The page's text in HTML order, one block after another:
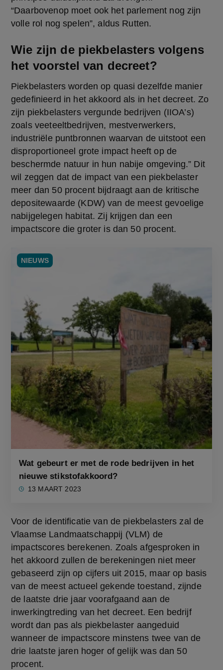
“Daarbovenop moet ook het parlement nog zijn
volle rol nog spelen”, aldus Rutten.
Wie zijn de piekbelasters volgens
het voorstel van decreet?
Piekbelasters worden op quasi dezelfde manier
gedefinieerd in het akkoord als in het decreet. Zo
zijn piekbelasters vergunde bedrijven (IIOA’s)
zoals veeteeltbedrijven, mestverwerkers,
industriële puntbronnen waarvan de uitstoot een
disproportioneel grote impact heeft op de
beschermde natuur in hun nabije omgeving.” Dit
wil zeggen dat de impact van een piekbelaster
meer dan 50 procent bijdraagt aan de kritische
depositewaarde (KDW) van de meest gevoelige
nabijgelegen habitat. Zij krijgen dan een
impactscore die groter is dan 50 procent.
NIEUWS
Wat gebeurt er met de rode bedrijven in het
nieuwe stikstofakkoord?
13 MAART 2023
Voor de identificatie van de piekbelasters zal de
Vlaamse Landmaatschappij (VLM) de
impactscores berekenen. Zoals afgesproken in
het akkoord zullen de berekeningen niet meer
gebaseerd zijn op cijfers uit 2015, maar op basis
van de meest actueel gekende toestand, zijnde
de laatste drie jaar voorafgaand aan de
inwerkingtreding van het decreet. Een bedrijf
wordt dan pas als piekbelaster aangeduid
wanneer de impactscore minstens twee van de
drie laatste jaren hoger of gelijk was dan 50
procent.